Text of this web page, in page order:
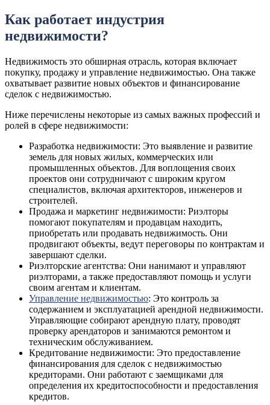
Как работает индустрия
недвижимости?
Недвижимость это обширная отрасль, которая включает
покупку, продажу и управление недвижимостью. Она также
охватывает развитие новых объектов и финансирование
сделок с недвижимостью.
Ниже перечислены некоторые из самых важных профессий и
ролей в сфере недвижимости:
Разработка недвижимости: Это выявление и развитие
земель для новых жилых, коммерческих или
промышленных объектов. Для воплощения своих
проектов они сотрудничают с широким кругом
специалистов, включая архитекторов, инженеров и
строителей.
Продажа и маркетинг недвижимости: Риэлторы
помогают покупателям и продавцам находить,
приобретать или продавать недвижимость. Они
продвигают объекты, ведут переговоры по контрактам и
завершают сделки.
Риэлторские агентства: Они нанимают и управляют
риэлторами, а также предоставляют помощь и услуги
своим агентам и клиентам.
Управление недвижимостью: Это контроль за
содержанием и эксплуатацией арендной недвижимости.
Управляющие собирают арендную плату, проводят
проверку арендаторов и занимаются ремонтом и
техническим обслуживанием.
Кредитование недвижимости: Это предоставление
финансирования для сделок с недвижимостью
кредиторами. Они работают с заемщиками для
определения их кредитоспособности и предоставления
кредитов.